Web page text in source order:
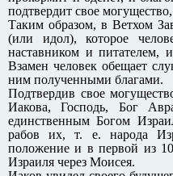
подтвердит свое
Таким образом, в Ветхом
(или идол), которое
наставником и питателем,
Взамен человек обещает
ним полученными благами.
Подтвердив свое
Иакова, Господь, Бог
единственным Богом
рабов их, т. е. народа
положение и в первой из
Израиля через Моисея.